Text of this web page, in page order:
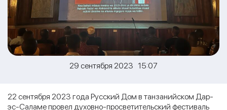
29 сентября 2023 15:07
22 сентября 2023 года Русский Дом в танзанийском Дар-
эс-Саламе провел духовно-просветительский фестиваль